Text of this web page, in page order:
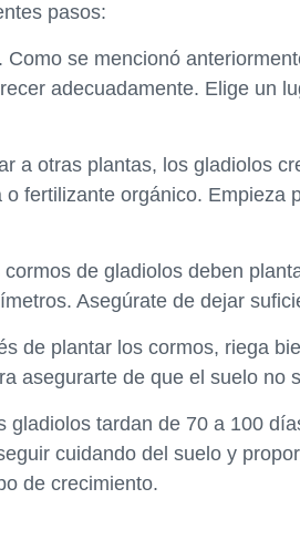
pasos:
Como se mencionó
adecuadamente. Elige un
a otras plantas, los gladiolos
fertilizante orgánico. Empieza
de gladiolos deben
Asegúrate de dejar
de plantar los cormos, riega
asegurarte de que el suelo no
gladiolos tardan de 70 a 100
cuidando del suelo y
de crecimiento.